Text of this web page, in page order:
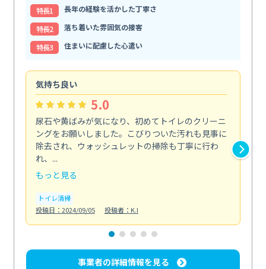
特⻑1
長年の経験を活かした丁寧さ
特⻑2
落ち着いた雰囲気の接客
特⻑3
住まいに配慮した心遣い
気持ち良い
5.0
尿石や黄ばみが気になり、初めてトイレのクリーニ
ングをお願いしました。こびりついた汚れも見事に
除去され、ウォッシュレットの掃除も丁寧に行わ
れ、...
もっと見る
トイレ清掃
投稿日：2024/09/05
投稿者：K.I
事業者の詳細情報を見る